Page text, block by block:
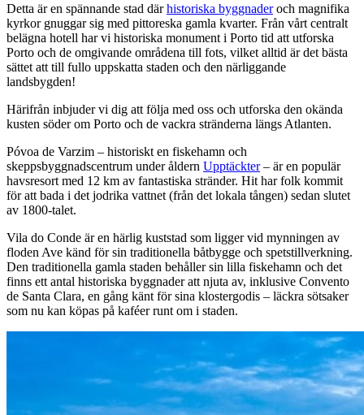
Detta är en spännande stad därhistoriska byggnaderoch magnifika
kyrkor gnuggar sig med pittoreska gamla kvarter. Från vårt centralt
belägna hotell har vi historiska monument i Porto tid att utforska
Porto och de omgivande områdena till fots, vilket alltid är det bästa
sättet att till fullo uppskatta staden och den närliggande
landsbygden!
Härifrån inbjuder vi dig att följa med oss och utforska den okända
kusten söder om Porto och de vackra stränderna längs Atlanten.
Póvoa de Varzim – historiskt en fiskehamn och
skeppsbyggnadscentrum under åldern Upptäckter– är en populär
havsresort med 12 km av fantastiska stränder. Hit har folk kommit
för att bada i det jodrika vattnet (från det lokala tången) sedan slutet
av 1800-talet.
Vila do Conde är en härlig kuststad som ligger vid mynningen av
floden Ave känd för sin traditionella båtbygge och spetstillverkning.
Den traditionella gamla staden behåller sin lilla fiskehamn och det
finns ett antal historiska byggnader att njuta av, inklusive Convento
de Santa Clara, en gång känt för sina klostergodis – läckra sötsaker
som nu kan köpas på kaféer runt om i staden.